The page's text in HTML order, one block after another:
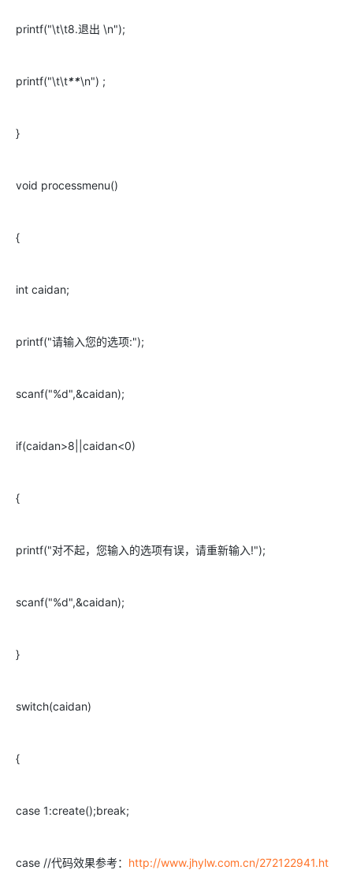
printf("\t\t8.退出 \n");
printf("\t\t**\n") ;
}
void processmenu()
{
int caidan;
printf("请输入您的选项:");
scanf("%d",&caidan);
if(caidan>8||caidan<0)
{
printf("对不起，您输入的选项有误，请重新输入!");
scanf("%d",&caidan);
}
switch(caidan)
{
case 1:create();break;
case //代码效果参考： http://www.jhylw.com.cn/272122941.ht